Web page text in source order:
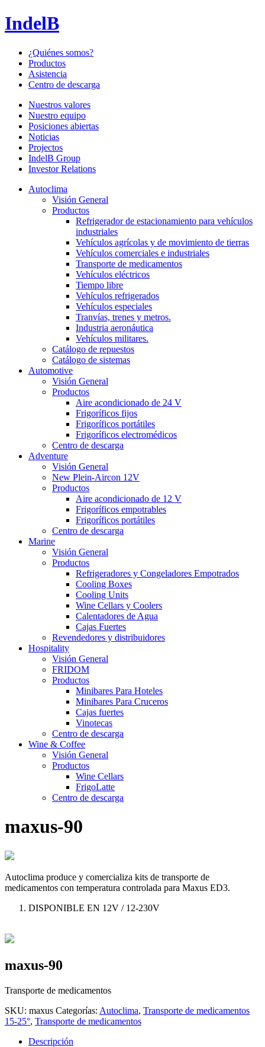
IndelB
¿Quiénes somos?
Productos
Asistencia
Centro de descarga
Nuestros valores
Nuestro equipo
Posiciones abiertas
Noticias
Projectos
IndelB Group
Investor Relations
Autoclima
Visión General
Productos
Refrigerador de estacionamiento para vehículos
industriales
Vehículos agrícolas y de movimiento de tierras
Vehículos comerciales e industriales
Transporte de medicamentos
Vehículos eléctricos
Tiempo libre
Vehículos refrigerados
Vehículos especiales
Tranvías, trenes y metros.
Industria aeronáutica
Vehículos militares.
Catálogo de repuestos
Catálogo de sistemas
Automotive
Visión General
Productos
Aire acondicionado de 24 V
Frigoríficos fijos
Frigoríficos portátiles
Frigoríficos electromédicos
Centro de descarga
Adventure
Visión General
New Plein-Aircon 12V
Productos
Aire acondicionado de 12 V
Frigoríficos empotrables
Frigoríficos portátiles
Centro de descarga
Marine
Visión General
Productos
Refrigeradores y Congeladores Empotrados
Cooling Boxes
Cooling Units
Wine Cellars y Coolers
Calentadores de Agua
Cajas Fuertes
Revendedores y distribuidores
Hospitality
Visión General
FRIDOM
Productos
Minibares Para Hoteles
Minibares Para Cruceros
Cajas fuertes
Vinotecas
Centro de descarga
Wine & Coffee
Visión General
Productos
Wine Cellars
FrigoLatte
Centro de descarga
maxus-90
Autoclima produce y comercializa kits de transporte de
medicamentos con temperatura controlada para Maxus ED3.
DISPONIBLE EN 12V / 12-230V
maxus-90
Transporte de medicamentos
SKU: maxus Categorías: Autoclima, Transporte de medicamentos
15-25°, Transporte de medicamentos
Descripción